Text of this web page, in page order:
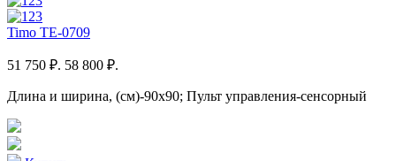
Timo TE-0709
51 750 ₽. 58 800 ₽.
Длина и ширина, (см)-90x90; Пульт управления-сенсорный